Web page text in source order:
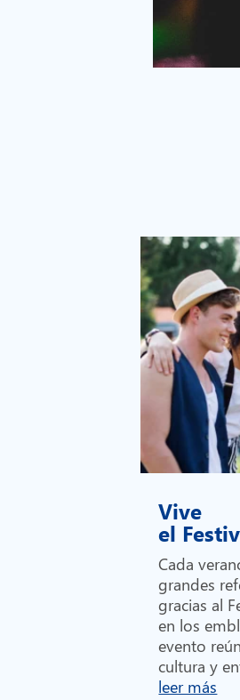
Vive
el
Cada
grandes
gracias al
en los
evento
cultura y
leer más